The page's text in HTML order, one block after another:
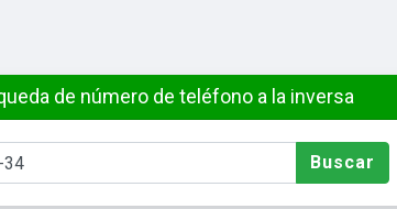
de número de teléfono a la inversa
Buscar